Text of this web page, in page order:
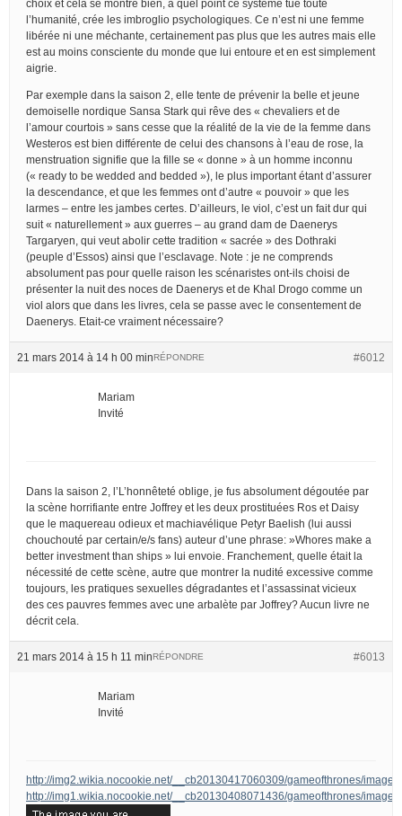
choix et cela se montre bien, à quel point ce système tue toute
l’humanité, crée les imbroglio psychologiques. Ce n’est ni une femme
libérée ni une méchante, certainement pas plus que les autres mais elle
est au moins consciente du monde que lui entoure et en est simplement
aigrie.
Par exemple dans la saison 2, elle tente de prévenir la belle et jeune
demoiselle nordique Sansa Stark qui rêve des « chevaliers et de
l’amour courtois » sans cesse que la réalité de la vie de la femme dans
Westeros est bien différente de celui des chansons à l’eau de rose, la
menstruation signifie que la fille se « donne » à un homme inconnu
(« ready to be wedded and bedded »), le plus important étant d’assurer
la descendance, et que les femmes ont d’autre « pouvoir » que les
larmes – entre les jambes certes. D’ailleurs, le viol, c’est un fait dur qui
suit « naturellement » aux guerres – au grand dam de Daenerys
Targaryen, qui veut abolir cette tradition « sacrée » des Dothraki
(peuple d’Essos) ainsi que l’esclavage. Note : je ne comprends
absolument pas pour quelle raison les scénaristes ont-ils choisi de
présenter la nuit des noces de Daenerys et de Khal Drogo comme un
viol alors que dans les livres, cela se passe avec le consentement de
Daenerys. Etait-ce vraiment nécessaire?
21 mars 2014 à 14 h 00 min #6012
RÉPONDRE
Mariam
Invité
Dans la saison 2, l’L’honnêteté oblige, je fus absolument dégoutée par
la scène horrifiante entre Joffrey et les deux prostituées Ros et Daisy
que le maquereau odieux et machiavélique Petyr Baelish (lui aussi
chouchouté par certain/e/s fans) auteur d’une phrase: »Whores make a
better investment than ships » lui envoie. Franchement, quelle était la
nécessité de cette scène, autre que montrer la nudité excessive comme
toujours, les pratiques sexuelles dégradantes et l’assassinat vicieux
des ces pauvres femmes avec une arbalète par Joffrey? Aucun livre ne
décrit cela.
21 mars 2014 à 15 h 11 min #6013
RÉPONDRE
Mariam
Invité
http://img2.wikia.nocookie.net/__cb20130417060309/gameofthrones/
http://img1.wikia.nocookie.net/__cb20130408071436/gameofthrones/